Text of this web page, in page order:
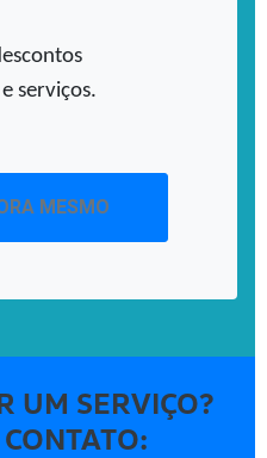
serviços.
MESMO
UM SERVIÇO?